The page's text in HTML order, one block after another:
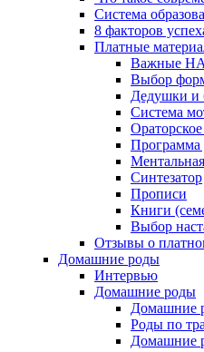
Система
8 факторов
Платные
Важные
Выбор
Дедушки и
Система
Программа
Синтезатор
Прописи
Книги
Выбор
Отзывы о
Домашние роды
Интервью
Домашние роды
Домашние
Роды по
Домашние